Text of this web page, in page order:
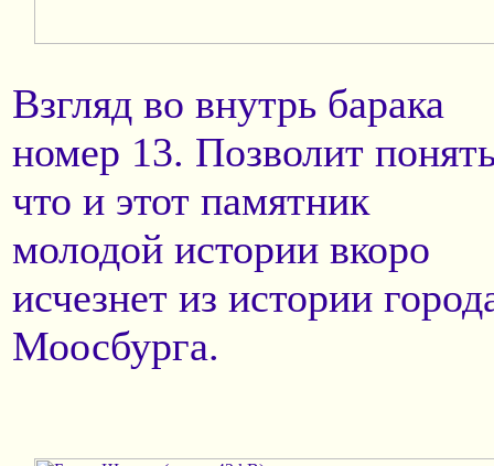
Взгляд во внутрь барака
номер 13. Позволит
что и этот памятник
молодой истории вкоро
исчезнет из истории
Моосбурга.